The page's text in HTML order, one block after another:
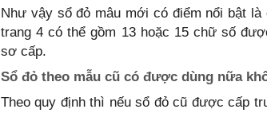
Như vậy sổ đỏ mâu mới có điểm nổi bật
trang 4 có thể gồm 13 hoặc 15 chữ số
sơ cấp.
Sổ đỏ theo mẫu cũ có được dùng nữa
Theo quy định thì nếu sổ đỏ cũ được cấp